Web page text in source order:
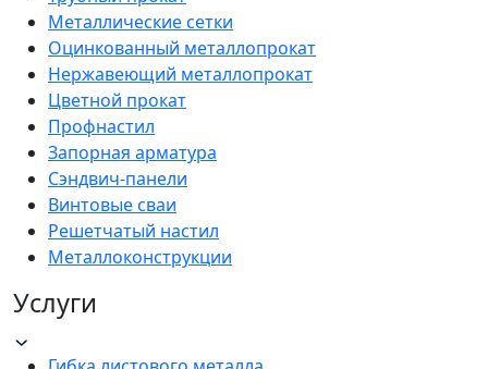
Металлические сетки
Оцинкованный металлопрокат
Нержавеющий металлопрокат
Цветной прокат
Профнастил
Запорная арматура
Сэндвич-панели
Винтовые сваи
Решетчатый настил
Металлоконструкции
Услуги